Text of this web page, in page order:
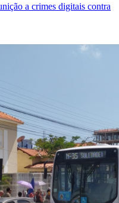
a crimes digitais contra